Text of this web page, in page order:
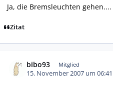
Ja, die Bremsleuchten
Zitat
bibo93 Mitglied
15. November 2007 um 06:41